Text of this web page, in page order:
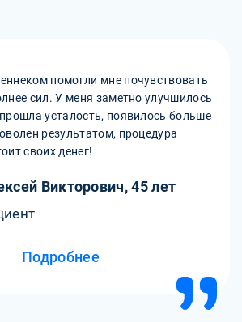
помогли мне почувствовать
сил. У меня заметно улучшилось
усталость, появилось больше
результатом, процедура
своих денег!
Викторович, 45 лет
Подробнее